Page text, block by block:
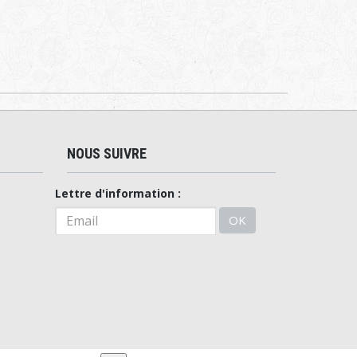
NOUS SUIVRE
Lettre d'information :
OK